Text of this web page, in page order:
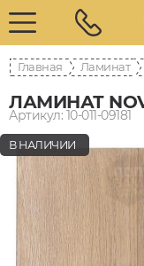
Главная Ламинат
ЛАМИНАТ
Артикул: 10-011-09181
В НАЛИЧИИ